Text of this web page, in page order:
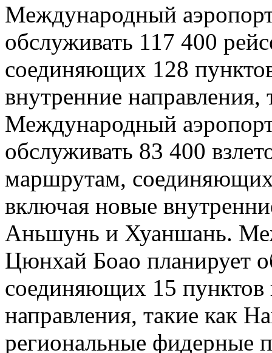
Международный
обслуживать 117 400
соединяющих 128
внутренние
Международный
обслуживать 83 400
маршрутам, соединяющих
включая новые
Аньшунь и Хуаншань.
Цюнхай Боао планирует
соединяющих 15 пунктов
направления, такие как
региональные фидерные